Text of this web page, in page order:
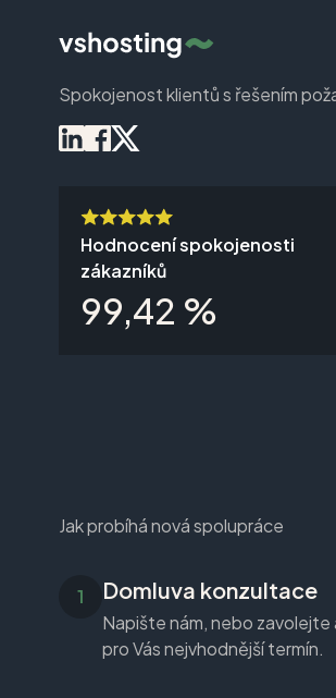
Spokojenost klientů s řešením
Hodnocení spokojenosti
zákazníků
99,42 %
Jak probíhá nová spolupráce
Domluva konzultace
Napište nám, nebo zavolejte
pro Vás nejvhodnější termín.